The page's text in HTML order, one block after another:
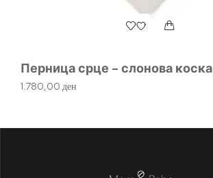
Перница срце – слонова коска
1.780,00 ден